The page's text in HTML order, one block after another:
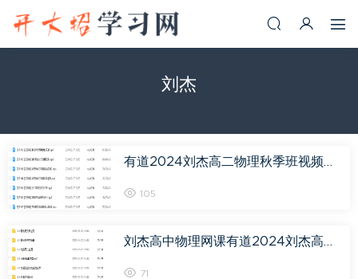
刘杰
有道2024刘杰高二物理秋季班视频教程
105
刘杰高中物理网课有道2024刘杰高二物理教程（暑假班+秋季班+知识视频）
71